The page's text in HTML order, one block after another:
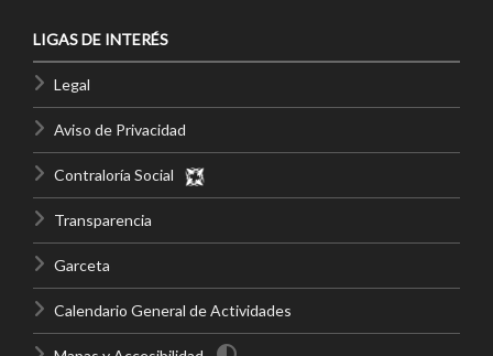
LIGAS DE INTERÉS
Legal
Aviso de Privacidad
Contraloría Social
Transparencia
Garceta
Calendario General de Actividades